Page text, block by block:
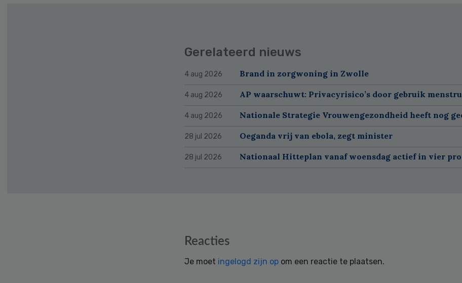
Gerelateerd nieuws
4 aug 2026 Brand in zorgwoning in Zwolle
4 aug 2026 AP waarschuwt: Privacyrisico’s door gebruik
4 aug 2026 Nationale Strategie Vrouwengezondheid heeft nog
28 jul 2026 Oeganda vrij van ebola, zegt minister
28 jul 2026 Nationaal Hitteplan vanaf woensdag actief in vier
Reacties
Je moet ingelogd zijn op om een reactie te plaatsen.